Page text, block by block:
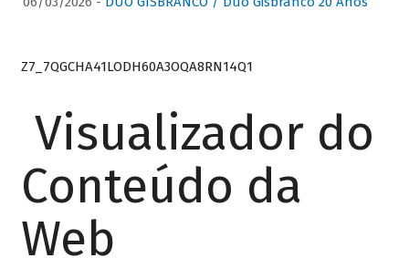
Z7_7QGCHA41LODH60A3OQA8RN14Q1
Visualizador do
Conteúdo da
Web